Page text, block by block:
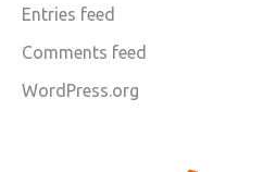
Entries feed
Comments feed
WordPress.org